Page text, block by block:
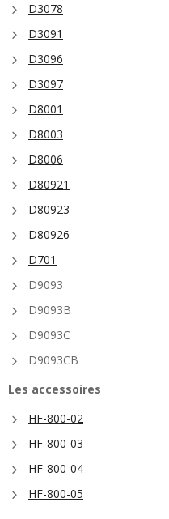
D3078
D3091
D3096
D3097
D8001
D8003
D8006
D80921
D80923
D80926
D701
D9093
D9093B
D9093C
D9093CB
Les accessoires
HF-800-02
HF-800-03
HF-800-04
HF-800-05